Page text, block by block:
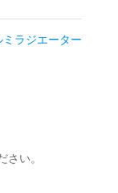
ミラジエーター
さい。